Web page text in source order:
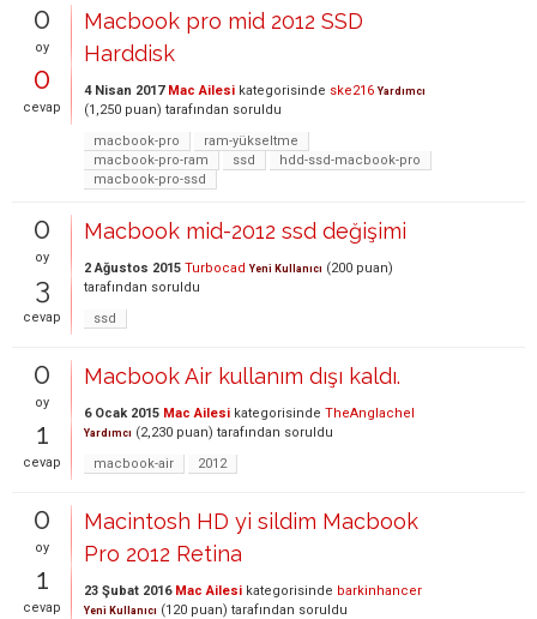
0
oy
0
cevap
Macbook pro mid 2012 SSD
Harddisk
4 Nisan 2017 Mac Ailesi kategorisinde ske216 Yardımcı
(1,250 puan) tarafından soruldu
macbook-pro
ram-yükseltme
macbook-pro-ram
ssd
hdd-ssd-macbook-pro
macbook-pro-ssd
0
oy
3
cevap
Macbook mid-2012 ssd değişimi
2 Ağustos 2015 Turbocad Yeni Kullanıcı (200 puan)
tarafından soruldu
ssd
0
oy
1
cevap
Macbook Air kullanım dışı kaldı.
6 Ocak 2015 Mac Ailesi kategorisinde TheAnglachel
Yardımcı (2,230 puan) tarafından soruldu
macbook-air
2012
0
oy
1
cevap
Macintosh HD yi sildim Macbook
Pro 2012 Retina
23 Şubat 2016 Mac Ailesi kategorisinde barkinhancer
Yeni Kullanıcı (120 puan) tarafından soruldu